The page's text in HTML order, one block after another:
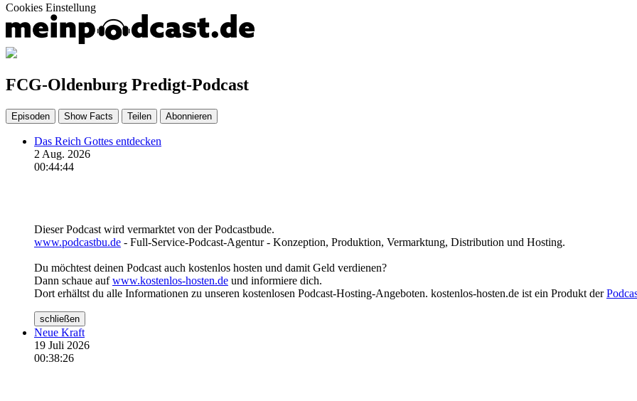
Cookies Einstellung
FCG-Oldenburg Predigt-Podcast
Episoden Show Facts Teilen Abonnieren
Das Reich Gottes entdecken
2 Aug. 2026
00:44:44
Dieser Podcast wird vermarktet von der Podcastbude.
www.podcastbu.de - Full-Service-Podcast-Agentur - Konzeption, Produktion, Vermarktung, Distribution und Hosting.
Du möchtest deinen Podcast auch kostenlos hosten und damit Geld verdienen?
Dann schaue aufwww.kostenlos-hosten.de und informiere dich.
Dort erhältst du alle Informationen zu unseren kostenlosen Podcast-Hosting-Angeboten. kostenlos-hosten.de ist ein Produkt der
schließen
Neue Kraft
19 Juli 2026
00:38:26